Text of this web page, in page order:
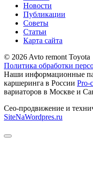
Новости
Публикации
Советы
Статьи
Карта сайта
© 2026 Avto remont Toyota
Политика обработки
Наши информационные
каршеринга в России Pro-
вариаторов в Москве и
Сео-продвижение и
SiteNaWordpres.ru